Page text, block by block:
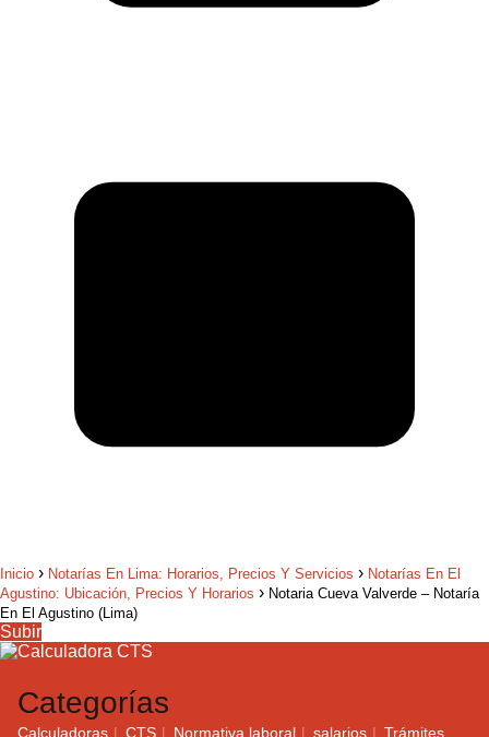
Inicio Notarías En Lima: Horarios, Precios Y Servicios
Notarías En El
Agustino: Ubicación, Precios Y Horarios
Notaria Cueva Valverde – Notaría
En El Agustino (Lima)
Subir
Categorías
Calculadoras CTS Normativa laboral salarios Trámites